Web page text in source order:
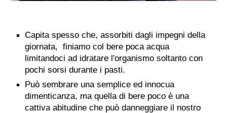
Capita spesso che, assorbiti dagli impegni della
giornata, finiamo col bere poca acqua
limitandoci ad idratare l'organismo soltanto con
pochi sorsi durante i pasti.
Può sembrare una semplice ed innocua
dimenticanza, ma quella di bere poco è una
cattiva abitudine che può danneggiare il nostro